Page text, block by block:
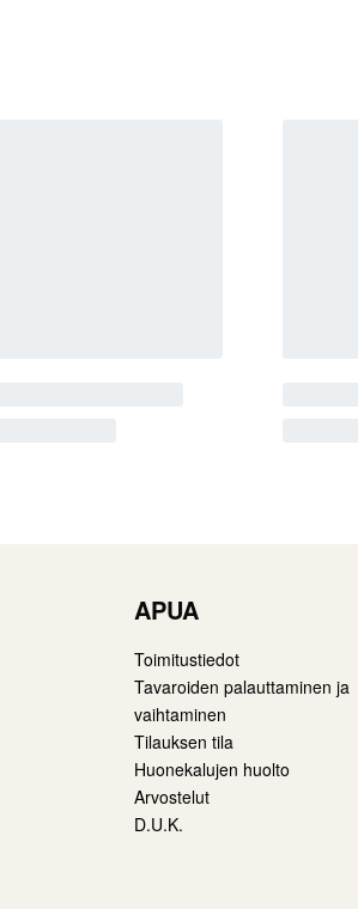
APUA
Toimitustiedot
Tavaroiden palauttaminen ja
vaihtaminen
Tilauksen tila
Huonekalujen huolto
Arvostelut
D.U.K.